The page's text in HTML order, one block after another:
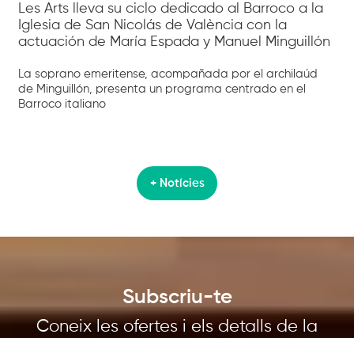
Les Arts lleva su ciclo dedicado al Barroco a la
Iglesia de San Nicolás de València con la
actuación de María Espada y Manuel Minguillón
La soprano emeritense, acompañada por el archilaúd
de Minguillón, presenta un programa centrado en el
Barroco italiano
+ Notícies
Subscriu-te
Coneix les ofertes i els detalls de la